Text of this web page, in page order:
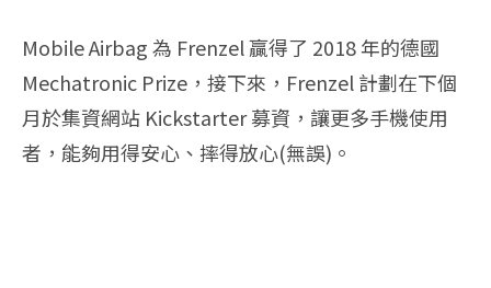
Mobile Airbag 為 Frenzel 贏得了 2018 年的德國
Mechatronic Prize，接下來，Frenzel 計劃在下個
月於集資網站 Kickstarter 募資，讓更多手機使用
者，能夠用得安心、摔得放心(無誤)。